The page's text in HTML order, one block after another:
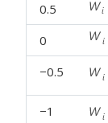
0.5
0
−0.5
−1